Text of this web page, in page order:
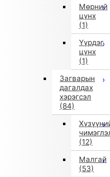
Мөрний
цүнх
(1)
Үүрдэг
цүнх
(1)
Загварын
дагалдах
хэрэгсэл
(84)
(12)
Малгай
(53)
'headband'. Сувдан
нь маш хөөрхөн,
Хөнгөн, эвтэйхэн
тоглолт эсвэл тусгай
брэнд нь FENDI, STORY
олон гадаад брэндийн
худалдаалдаг. Зарим
эсвэл арчилгааны
чанарт нөлөөлөхгүй.
2025 оны намар/өвөл